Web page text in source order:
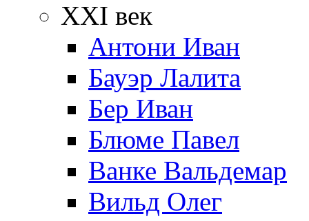
XXI век
Антони Иван
Бауэр Лалита
Бер Иван
Блюме Павел
Ванке Вальдемар
Вильд Олег